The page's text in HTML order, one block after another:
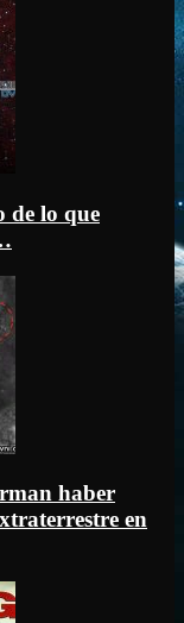
de lo que
haber
en